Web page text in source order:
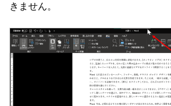
きません。